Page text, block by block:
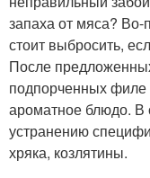
запаха от мяса? Во-
стоит выбросить,
После
подпорченных
ароматное блюдо. В
устранению
хряка, козлятины.